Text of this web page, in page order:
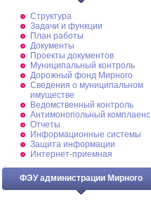
Структура
Задачи и функции
План работы
Документы
Проекты документов
Муниципальный контроль
Дорожный фонд Мирного
Cведения о муниципальном
имуществе
Ведомственный контроль
Антимонопольный комплаенс
Отчеты
Информационные системы
Защита информации
Интернет-приемная
ФЭУ администрации Мирного